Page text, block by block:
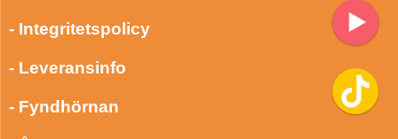
- Integritetspolicy
- Leveransinfo
- Fyndhörnan